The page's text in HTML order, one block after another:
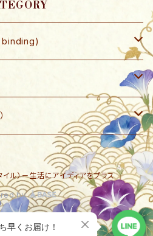
binding)
ー』
ル）－生活にアイディアをプラス
by
プに質問する